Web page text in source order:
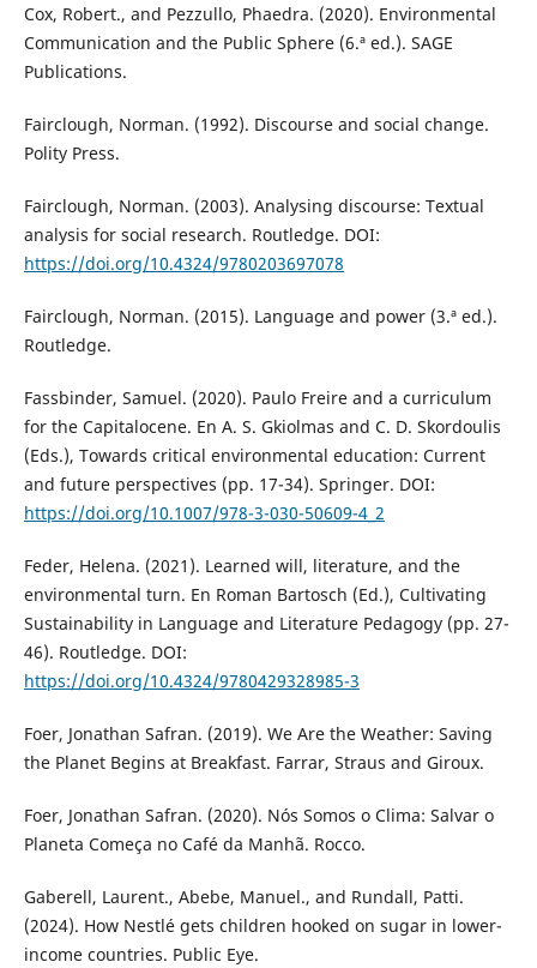
Cox, Robert., and Pezzullo, Phaedra. (2020). Environmental
Communication and the Public Sphere (6.ª ed.). SAGE
Publications.
Fairclough, Norman. (1992). Discourse and social change.
Polity Press.
Fairclough, Norman. (2003). Analysing discourse: Textual
analysis for social research. Routledge. DOI:
https://doi.org/10.4324/9780203697078
Fairclough, Norman. (2015). Language and power (3.ª ed.).
Routledge.
Fassbinder, Samuel. (2020). Paulo Freire and a curriculum
for the Capitalocene. En A. S. Gkiolmas and C. D. Skordoulis
(Eds.), Towards critical environmental education: Current
and future perspectives (pp. 17-34). Springer. DOI:
https://doi.org/10.1007/978-3-030-50609-4_2
Feder, Helena. (2021). Learned will, literature, and the
environmental turn. En Roman Bartosch (Ed.), Cultivating
Sustainability in Language and Literature Pedagogy (pp. 27-
46). Routledge. DOI:
https://doi.org/10.4324/9780429328985-3
Foer, Jonathan Safran. (2019). We Are the Weather: Saving
the Planet Begins at Breakfast. Farrar, Straus and Giroux.
Foer, Jonathan Safran. (2020). Nós Somos o Clima: Salvar o
Planeta Começa no Café da Manhã. Rocco.
Gaberell, Laurent., Abebe, Manuel., and Rundall, Patti.
(2024). How Nestlé gets children hooked on sugar in lower-
income countries. Public Eye.